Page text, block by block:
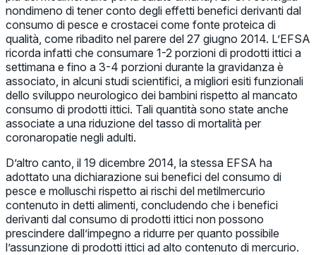
nondimeno di tener conto degli effetti benefici derivanti dal
consumo di pesce e crostacei come fonte proteica di
qualità, come ribadito nel parere del 27 giugno 2014. L’EFSA
ricorda infatti che consumare 1-2 porzioni di prodotti ittici a
settimana e fino a 3-4 porzioni durante la gravidanza è
associato, in alcuni studi scientifici, a migliori esiti funzionali
dello sviluppo neurologico dei bambini rispetto al mancato
consumo di prodotti ittici. Tali quantità sono state anche
associate a una riduzione del tasso di mortalità per
coronaropatie negli adulti.
D’altro canto, il 19 dicembre 2014, la stessa EFSA ha
adottato una dichiarazione sui benefici del consumo di
pesce e molluschi rispetto ai rischi del metilmercurio
contenuto in detti alimenti, concludendo che i benefici
derivanti dal consumo di prodotti ittici non possono
prescindere dall’impegno a ridurre per quanto possibile
l’assunzione di prodotti ittici ad alto contenuto di mercurio.